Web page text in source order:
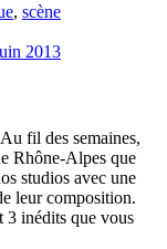
, scène
2013
fil des semaines,
Rhône-Alpes que
studios avec une
leur composition.
3 inédits que vous